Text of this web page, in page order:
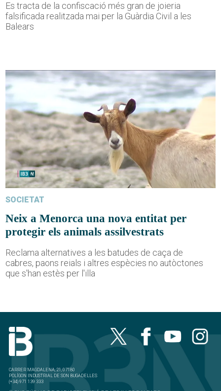
Es tracta de la confiscació més gran de joieria
falsificada realitzada mai per la Guàrdia Civil a les
Balears
SOCIETAT
Neix a Menorca una nova entitat per
protegir els animals assilvestrats
Reclama alternatives a les batudes de caça de
cabres, paons reials i altres espècies no autòctones
que s'han estès per l'illa
CARRER MAGDALENA, 21, 07180
POLÍGON INDUSTRIAL DE SON BUGADELLES
(+34) 971 139 333